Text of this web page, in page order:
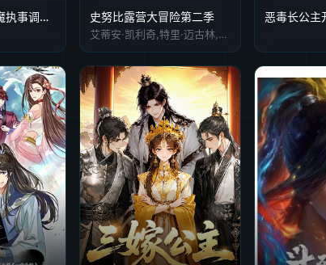
大小姐，您给恶魔执事调成啥了2 史努比露营大冒险第二季
艾蒂安·凯利奇,特里·迈古林,罗伯特·丁克勒,Caleb Bellavance,Molly Lewis,海蒂·克拉格滕,Malia Cea,伊莎贝拉·利奥,Lexi Perri,Cash Martin,怀亚特·怀特,吕西安·邓肯-里德,塞恩·库伦,朱莉·勒米厄,David Berni
恶毒长公主